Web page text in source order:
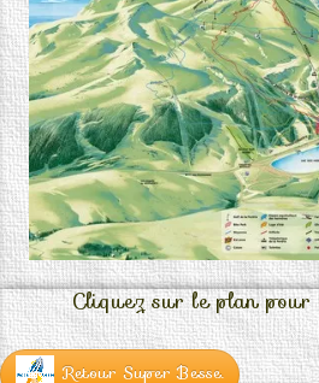
Cliquez sur le plan
Retour Super Besse.